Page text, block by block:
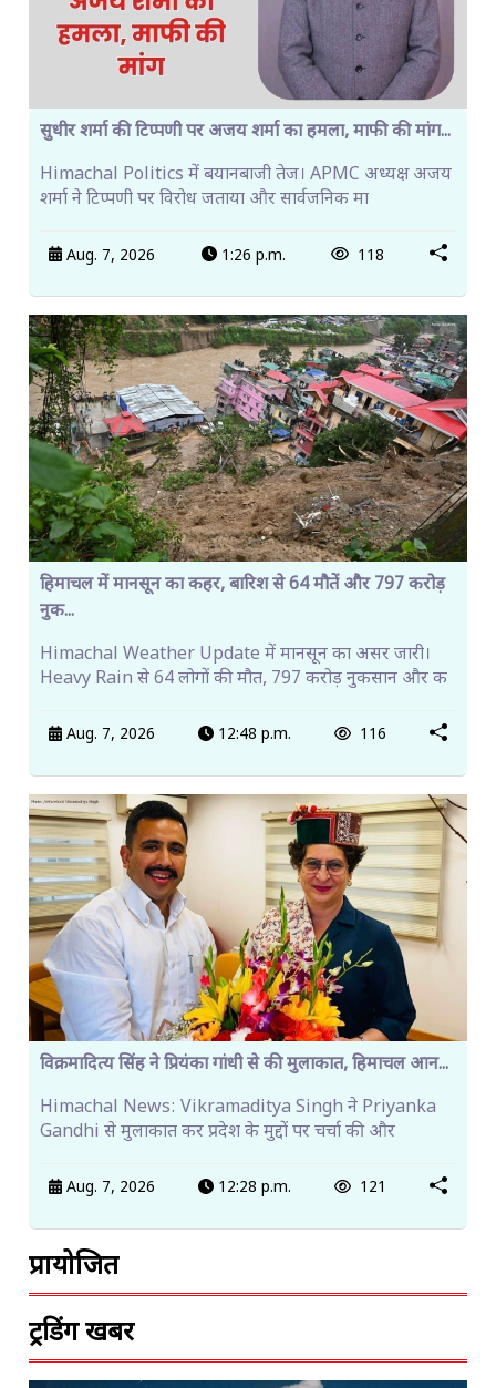
सुधीर शर्मा की टिप्पणी पर अजय शर्मा का हमला, माफी की मांग...
Himachal Politics में बयानबाजी तेज। APMC अध्यक्ष अजय
शर्मा ने टिप्पणी पर विरोध जताया और सार्वजनिक मा
Aug. 7, 2026 1:26 p.m. 118
हिमाचल में मानसून का कहर, बारिश से 64 मौतें और 797 करोड़
नुक...
Himachal Weather Update में मानसून का असर जारी।
Heavy Rain से 64 लोगों की मौत, 797 करोड़ नुकसान और क
Aug. 7, 2026 12:48 p.m. 116
विक्रमादित्य सिंह ने प्रियंका गांधी से की मुलाकात, हिमाचल आन...
Himachal News: Vikramaditya Singh ने Priyanka
Gandhi से मुलाकात कर प्रदेश के मुद्दों पर चर्चा की और
Aug. 7, 2026 12:28 p.m. 121
प्रायोजित
ट्रेंडिंग खबरें